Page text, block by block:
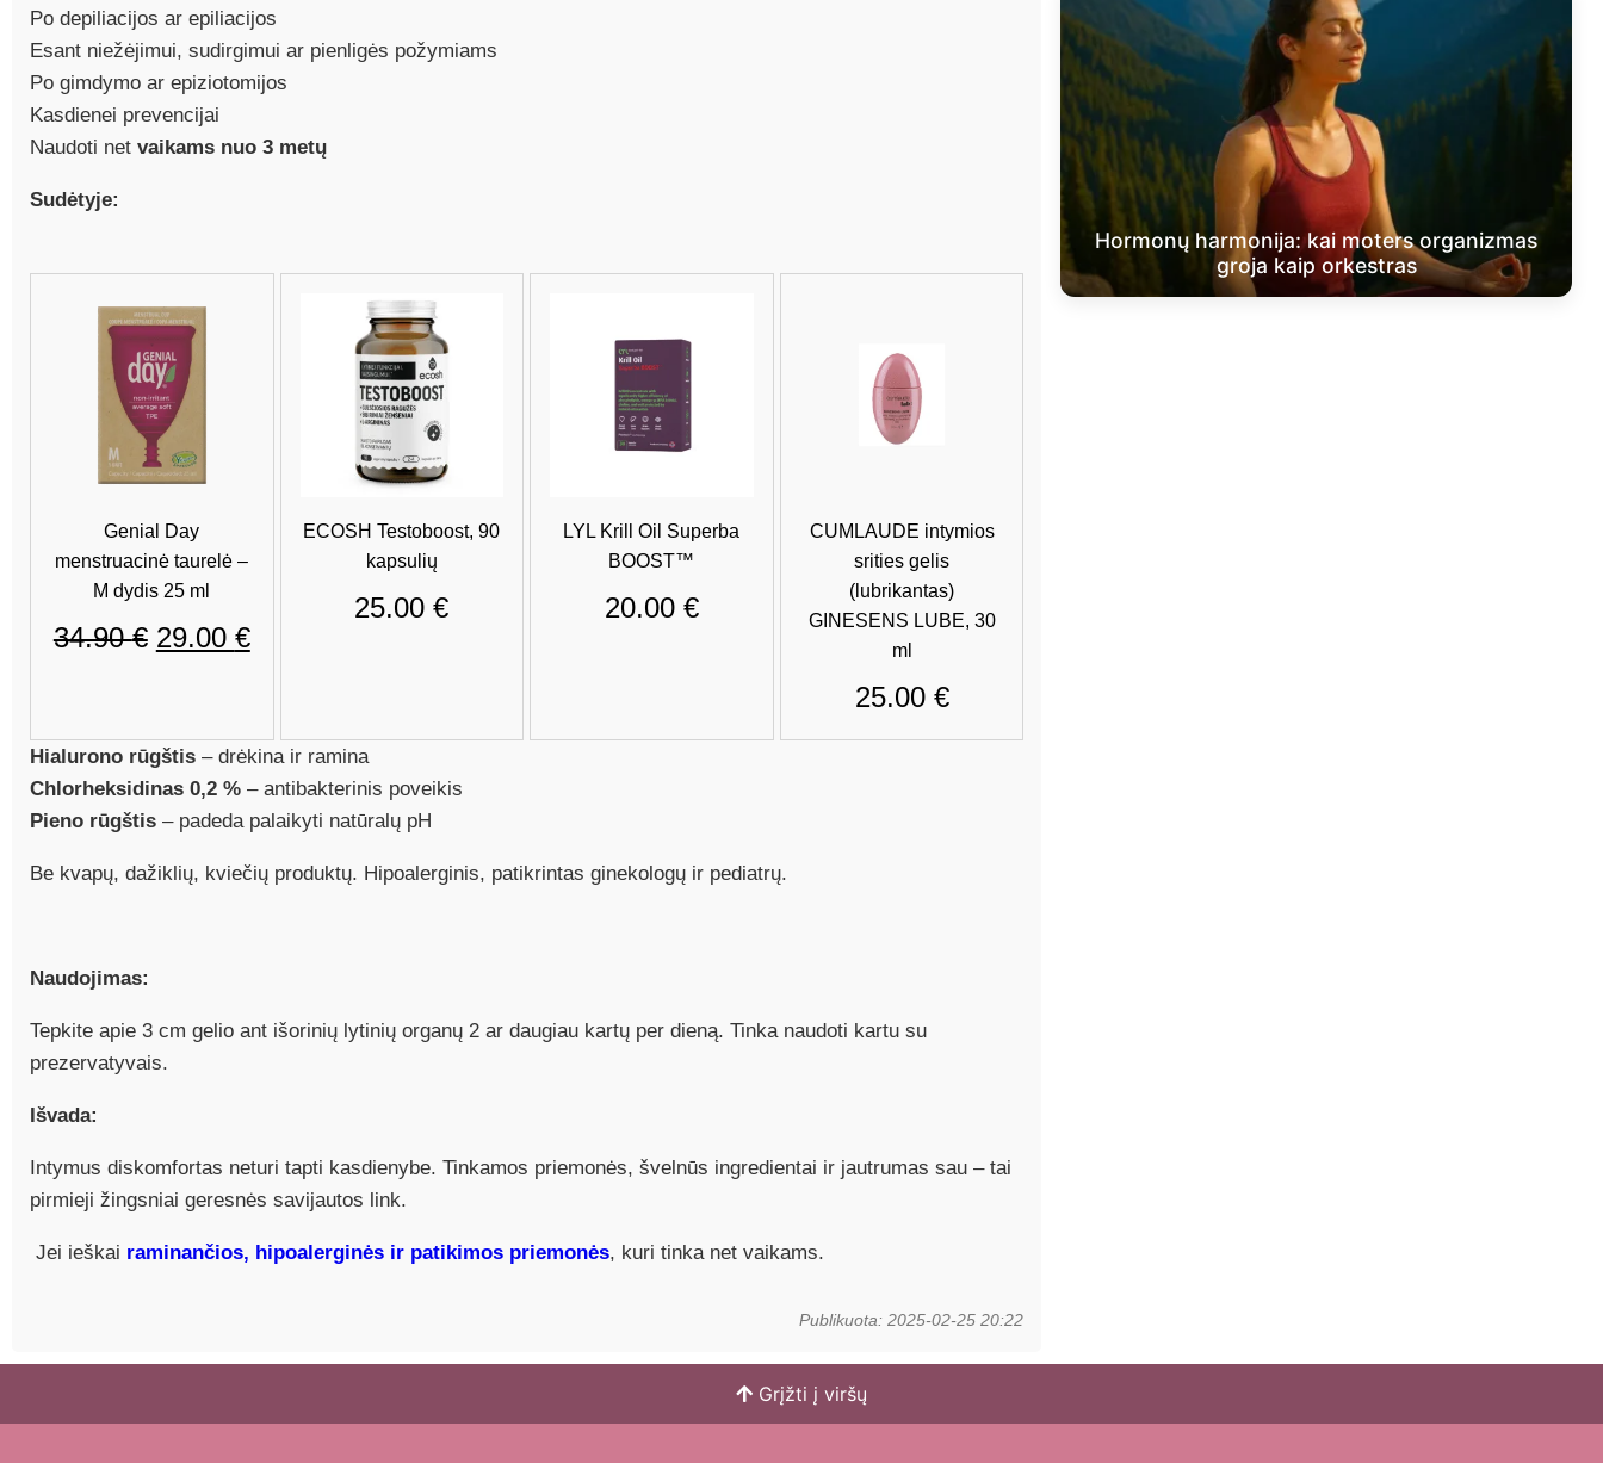
Po depiliacijos ar epiliacijos
Esant niežėjimui, sudirgimui ar pienligės požymiams
Po gimdymo ar epiziotomijos
Kasdienei prevencijai
Naudoti net vaikams nuo 3 metų
Sudėtyje:
Genial Day
menstruacinė taurelė –
M dydis 25 ml
34.90€ Original
34.90 €.
29.00 €Current
29.00 €.
ECOSH Testoboost, 90
kapsulių
25.00€
LYL Krill Oil Superba
BOOST™
20.00 €
CUMLAUDE intymios
srities gelis
(lubrikantas)
GINESENS LUBE, 30
ml
25.00 €
Hialurono rūgštis – drėkina ir ramina
Chlorheksidinas 0,2 % – antibakterinis poveikis
Pieno rūgštis – padeda palaikyti natūralų pH
Be kvapų, dažiklių, kviečių produktų. Hipoalerginis, patikrintas ginekologų ir pediatrų.
Naudojimas:
Tepkite apie 3 cm gelio ant išorinių lytinių organų 2 ar daugiau kartų per dieną. Tinka naudoti kartu su
prezervatyvais.
Išvada:
Intymus diskomfortas neturi tapti kasdienybe. Tinkamos priemonės, švelnūs ingredientai ir jautrumas sau – tai
pirmieji žingsniai geresnės savijautos link.
Jei ieškai raminančios, hipoalerginės ir patikimos priemonės, kuri tinka net vaikams.
Publikuota: 2025-02-25 20:22
Hormonų harmonija: kai moters organizmas
groja kaip orkestras
Grįžti į viršų